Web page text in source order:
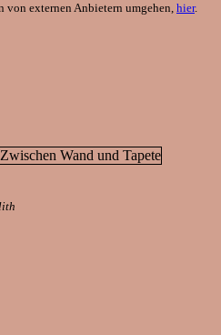
externen Anbietern umgehen, hier.